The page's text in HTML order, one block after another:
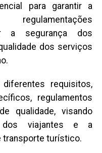
para garantir a
a segurança dos
dos serviços
requisitos,
regulamentos
qualidade, visando
dos viajantes e a
transporte turístico.